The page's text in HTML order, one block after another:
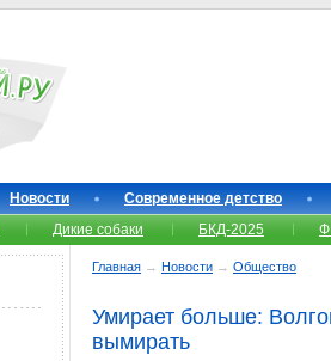
Новости
Современное детство
Дикие собаки БКД-2025
Главная → Новости → Общество
Умирает больше:
вымирать